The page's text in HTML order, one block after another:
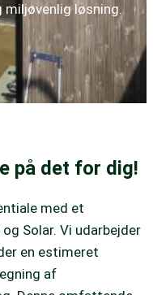
løsning.
på det for dig!
med et
Solar. Vi udarbejder
en estimeret
af